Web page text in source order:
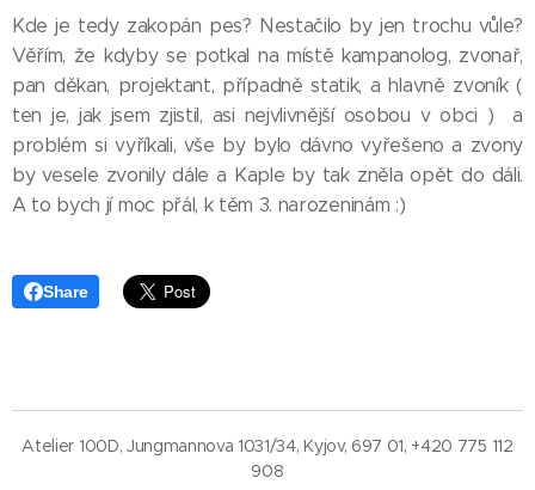
Kde je tedy zakopán pes? Nestačilo by jen trochu vůle?
Věřím, že kdyby se potkal na místě kampanolog, zvonař,
pan děkan, projektant, případně statik, a hlavně zvoník (
ten je, jak jsem zjistil, asi nejvlivnější osobou v obci ) a
problém si vyříkali, vše by bylo dávno vyřešeno a zvony
by vesele zvonily dále a Kaple by tak zněla opět do dáli.
A to bych jí moc přál, k těm 3. narozeninám :)
Share
Atelier 100D, Jungmannova 1031/34, Kyjov, 697 01, +420 775 112
908